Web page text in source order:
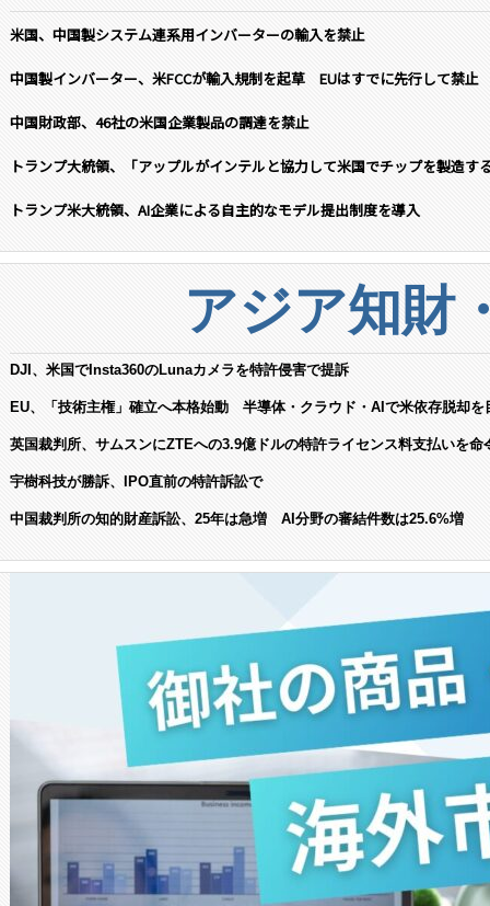
米国、中国製システム連系用インバーターの輸入を禁止
中国製インバーター、米FCCが輸入規制を起草 EUはすでに先行して禁止
中国財政部、46社の米国企業製品の調達を禁止
トランプ大統領、「アップルがインテルと協力して米国でチップを製造す
トランプ米大統領、AI企業による自主的なモデル提出制度を導入
アジア知財
DJI、米国でInsta360のLunaカメラを特許侵害で提訴
EU、「技術主権」確立へ本格始動 半導体・クラウド・AIで米依存脱却を
英国裁判所、サムスンにZTEへの3.9億ドルの特許ライセンス料支払いを命
宇樹科技が勝訴、IPO直前の特許訴訟で
中国裁判所の知的財産訴訟、25年は急増 AI分野の審結件数は25.6%増